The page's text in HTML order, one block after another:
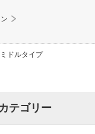
ドルタイプ
テゴリー